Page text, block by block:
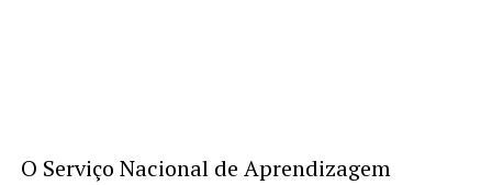
O Serviço Nacional de Aprendizagem